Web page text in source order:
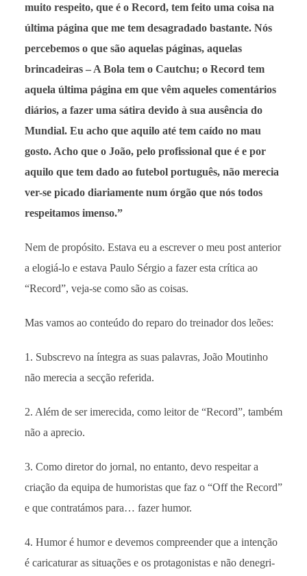
muito respeito, que é o Record, tem feito uma coisa na
última página que me tem desagradado bastante. Nós
percebemos o que são aquelas páginas, aquelas
brincadeiras – A Bola tem o Cautchu; o Record tem
aquela última página em que vêm aqueles comentários
diários, a fazer uma sátira devido à sua ausência do
Mundial. Eu acho que aquilo até tem caído no mau
gosto. Acho que o João, pelo profissional que é e por
aquilo que tem dado ao futebol português, não merecia
ver-se picado diariamente num órgão que nós todos
respeitamos imenso.”
Nem de propósito. Estava eu a escrever o meu post anterior
a elogiá-lo e estava Paulo Sérgio a fazer esta crítica ao
“Record”, veja-se como são as coisas.
Mas vamos ao conteúdo do reparo do treinador dos leões:
1. Subscrevo na íntegra as suas palavras, João Moutinho
não merecia a secção referida.
2. Além de ser imerecida, como leitor de “Record”, também
não a aprecio.
3. Como diretor do jornal, no entanto, devo respeitar a
criação da equipa de humoristas que faz o “Off the Record”
e que contratámos para… fazer humor.
4. Humor é humor e devemos compreender que a intenção
é caricaturar as situações e os protagonistas e não denegri-